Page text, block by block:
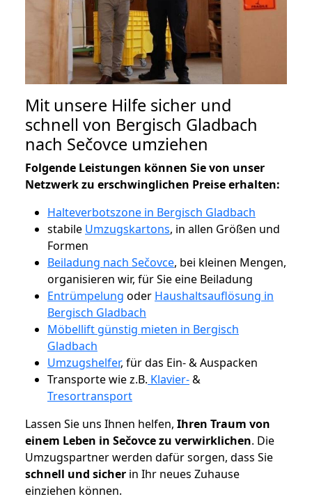
Mit unsere Hilfe sicher und
schnell von Bergisch Gladbach
nach Sečovce umziehen
Folgende Leistungen können Sie von unser
Netzwerk zu erschwinglichen Preise erhalten:
Halteverbotszone in Bergisch Gladbach
stabile Umzugskartons, in allen Größen und
Formen
Beiladung nach Sečovce, bei kleinen Mengen,
organisieren wir, für Sie eine Beiladung
Entrümpelung oder Haushaltsauflösung in
Bergisch Gladbach
Möbellift günstig mieten in Bergisch
Gladbach
Umzugshelfer, für das Ein- & Auspacken
Transporte wie z.B. Klavier-&
Tresortransport
Lassen Sie uns Ihnen helfen, Ihren Traum von
einem Leben in Sečovce zu verwirklichen. Die
Umzugspartner werden dafür sorgen, dass Sie
schnell und sicher in Ihr neues Zuhause
einziehen können.